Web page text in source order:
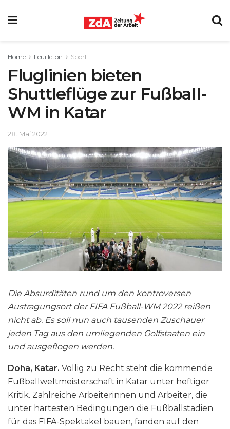
Home Feuilleton Sport
Fluglinien bieten
Shuttleflüge zur Fußball-
WM in Katar
28. Mai 2022
Die Absurditäten rund um den kontroversen
Austragungsort der FIFA Fußball-WM 2022 reißen
nicht ab. Es soll nun auch tausenden Zuschauer
jeden Tag aus den umliegenden Golfstaaten ein
und ausgeflogen werden.
Doha, Katar. Völlig zu Recht steht die kommende
Fußballweltmeisterschaft in Katar unter heftiger
Kritik. Zahlreiche Arbeiterinnen und Arbeiter, die
unter härtesten Bedingungen die Fußballstadien
für das FIFA-Spektakel bauen, fanden auf den